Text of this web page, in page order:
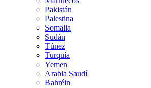
Pakistán
Palestina
Somalia
Sudán
Túnez
Turquía
Yemen
Arabia Saudí
Bahréin